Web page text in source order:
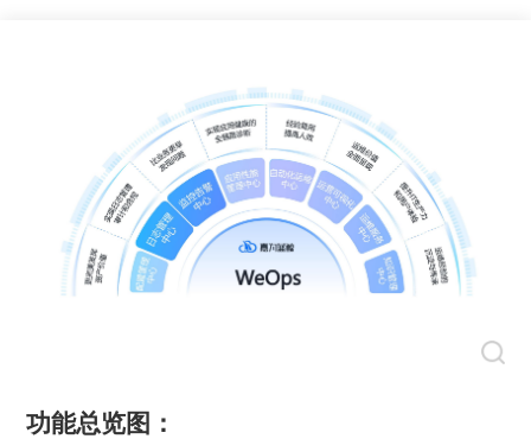
功能总览图：